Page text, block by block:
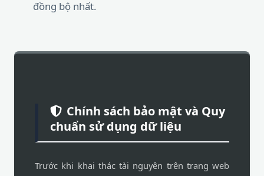
đồng bộ nhất.
Chính sách bảo mật và Quy
chuẩn sử dụng dữ liệu
Trước khi khai thác tài nguyên trên trang web